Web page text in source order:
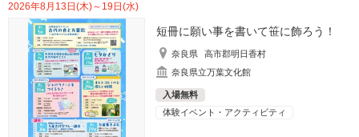
2026年8月13日(木)～19日(水)
短冊に願い事を書いて笹に飾ろう！
奈良県
高市郡明日香村
奈良県立万葉文化館
入場無料
体験イベント・アクティビティ